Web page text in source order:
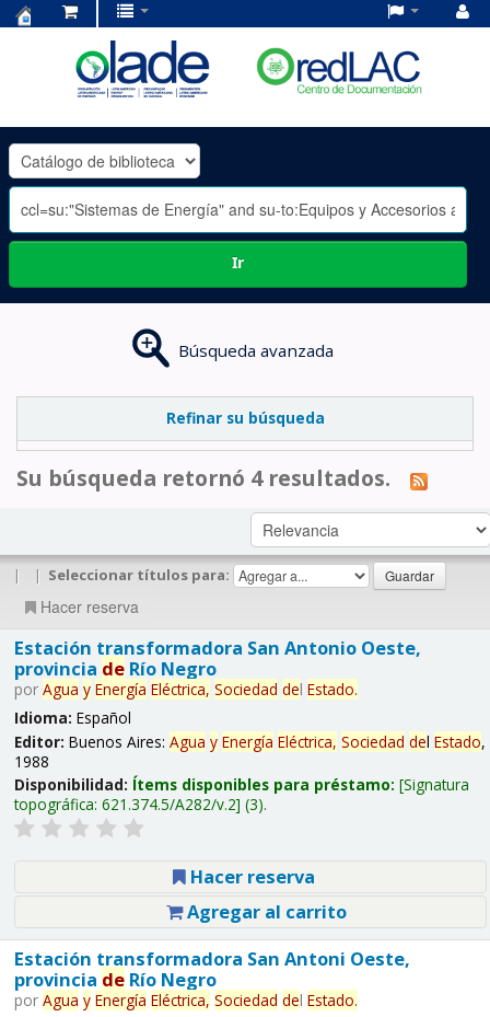
OLADE
-
Ir
Búsqueda avanzada
Refinar su búsqueda
Su búsqueda retornó 4 resultados.
| | Seleccionar títulos para:
Hacer reserva
Estación transformadora San Antonio Oeste,
provincia deRío Negro
por Agua y Energía Eléctrica, Sociedad del Estado.
Idioma: Español
Editor: Buenos Aires: Agua y Energía Eléctrica, Sociedad del Estado,
1988
Disponibilidad: Ítems disponibles para préstamo: Signatura
topográfica: 621.374.5/A282/v.2 (3).
Hacer reserva
Agregar al carrito
Estación transformadora San Antoni Oeste,
provincia deRío Negro
por Agua y Energía Eléctrica, Sociedad del Estado.